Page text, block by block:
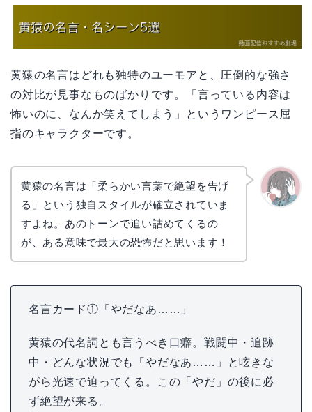
黄猿の名言はどれも独特のユーモアと、圧倒的な強さ
の対比が見事なものばかりです。「言っている内容は
怖いのに、なんか笑えてしまう」というワンピース屈
指のキャラクターです。
黄猿の名言は「柔らかい言葉で絶望を告げ
る」という独自スタイルが確立されていま
すよね。あのトーンで追い詰めてくるの
が、ある意味で最大の恐怖だと思います！
名言カード①「やだなあ……」
黄猿の代名詞とも言うべき口癖。戦闘中・追跡
中・どんな状況でも「やだなあ……」と呟きな
がら光速で迫ってくる。この「やだ」の後に必
ず絶望が来る。